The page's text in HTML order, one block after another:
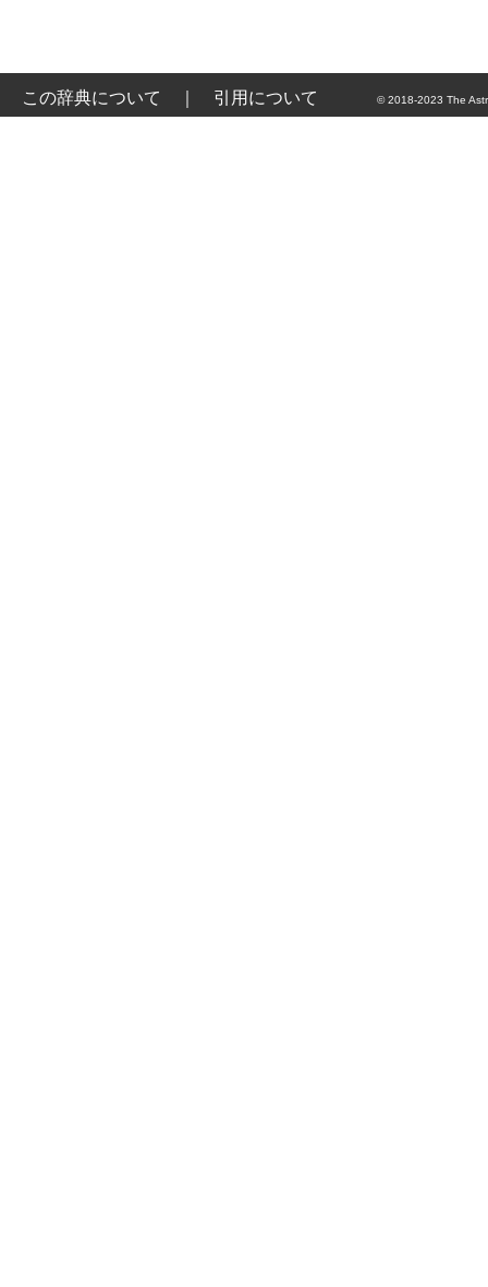
この辞典について 引用について © 2018-2023 The